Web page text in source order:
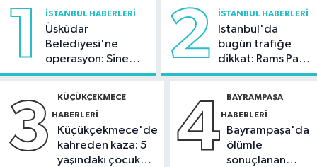
milyon yolcu taşıdı
Bilim ve Teknoloji
19:03
taşınacak
1 İSTANBUL HABERLERI
Üsküdar
Belediyesi'ne
operasyon: Sinem
Dedetaş'a
2 İSTANBUL HABERLERI
İstanbul'da
bugün trafiğe
dikkat: Rams Park
çevresinde bazı
3 KÜÇÜKÇEKMECE
HABERLERI
Küçükçekmece'de
kahreden kaza: 5
yaşındaki çocuk
4 BAYRAMPAŞA
HABERLERI
Bayrampaşa'da
ölümle
sonuçlanan